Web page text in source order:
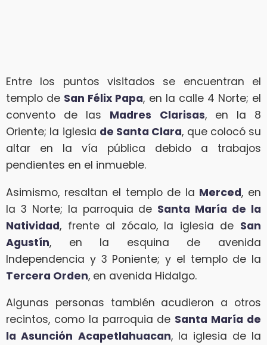
Entre los puntos visitados se encuentran el
templo de San Félix Papa, en la calle 4 Norte; el
convento de las Madres Clarisas, en la 8
Oriente; la iglesia de Santa Clara, que colocó su
altar en la vía pública debido a trabajos
pendientes en el inmueble.
Asimismo, resaltan el templo de la Merced, en
la 3 Norte; la parroquia de Santa María de la
Natividad, frente al zócalo, la iglesia de San
Agustín, en la esquina de avenida
Independencia y 3 Poniente; y el templo de la
Tercera Orden, en avenida Hidalgo.
Algunas personas también acudieron a otros
recintos, como la parroquia de Santa María de
la Asunción Acapetlahuacan, la iglesia de la